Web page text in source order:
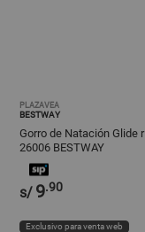
PLAZAVEA
BESTWAY
Gorro de Natación Glide r
26006 BESTWAY
s/ 9.90
Exclusivo para venta web